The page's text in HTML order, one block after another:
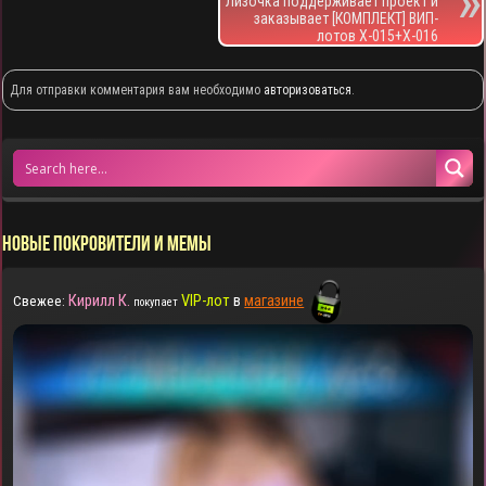
заказывает [КОМПЛЕКТ] ВИП-
лотов X-015+X-016
Для отправки комментария вам необходимо авторизоваться.
НОВЫЕ ПОКРОВИТЕЛИ И МЕМЫ
Свежее: Кирилл К. покупает VIP-лотвмагазине